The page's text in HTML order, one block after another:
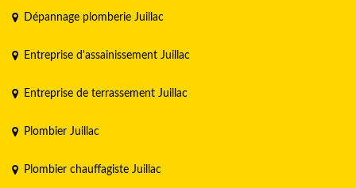
Dépannage plomberie Juillac
Entreprise d'assainissement Juillac
Entreprise de terrassement Juillac
Plombier Juillac
Plombier chauffagiste Juillac